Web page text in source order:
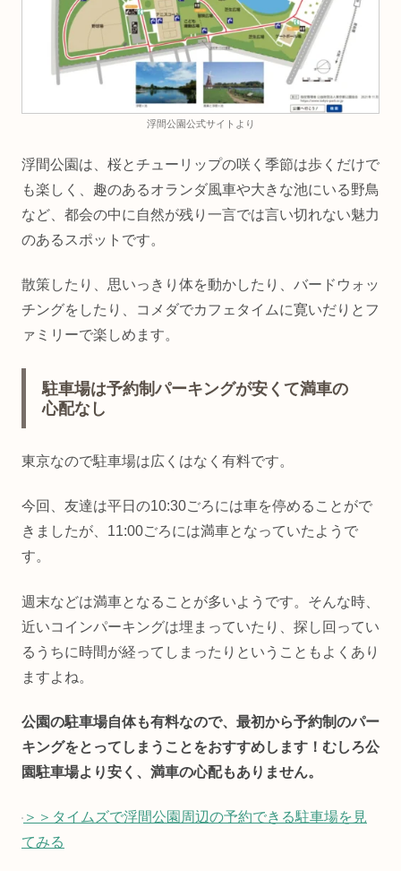
浮間公園公式サイトより
浮間公園は、桜とチューリップの咲く季節は歩くだけで
も楽しく、趣のあるオランダ風車や大きな池にいる野鳥
など、都会の中に自然が残り一言では言い切れない魅力
のあるスポットです。
散策したり、思いっきり体を動かしたり、バードウォッ
チングをしたり、コメダでカフェタイムに寛いだりとフ
ァミリーで楽しめます。
駐車場は予約制パーキングが安くて満車の
心配なし
東京なので駐車場は広くはなく有料です。
今回、友達は平日の10:30ごろには車を停めることがで
きましたが、11:00ごろには満車となっていたようで
す。
週末などは満車となることが多いようです。そんな時、
近いコインパーキングは埋まっていたり、探し回ってい
るうちに時間が経ってしまったりということもよくあり
ますよね。
公園の駐車場自体も有料なので、最初から予約制のパー
キングをとってしまうことをおすすめします！むしろ公
園駐車場より安く、満車の心配もありません。
＞＞タイムズで浮間公園周辺の予約できる駐車場を見
てみる